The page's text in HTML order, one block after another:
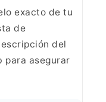
exacto de tu
de
del
para asegurar